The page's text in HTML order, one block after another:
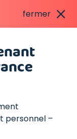
fermer
personnel –